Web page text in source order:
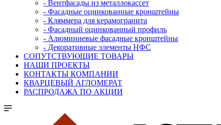
- Вентфасады из металлокассет
- Фасадные оцинкованные кронштейны
- Кляммера для керамогранита
- Фасадный оцинкованный профиль
- Алюминиевые фасадные кронштейны
- Декоративные элементы НФС
СОПУТСТВУЮЩИЕ ТОВАРЫ
НАШИ ПРОЕКТЫ
КОНТАКТЫ КОМПАНИИ
КВАРЦЕВЫЙ АГЛОМЕРАТ
РАСПРОДАЖА ПО АКЦИИ